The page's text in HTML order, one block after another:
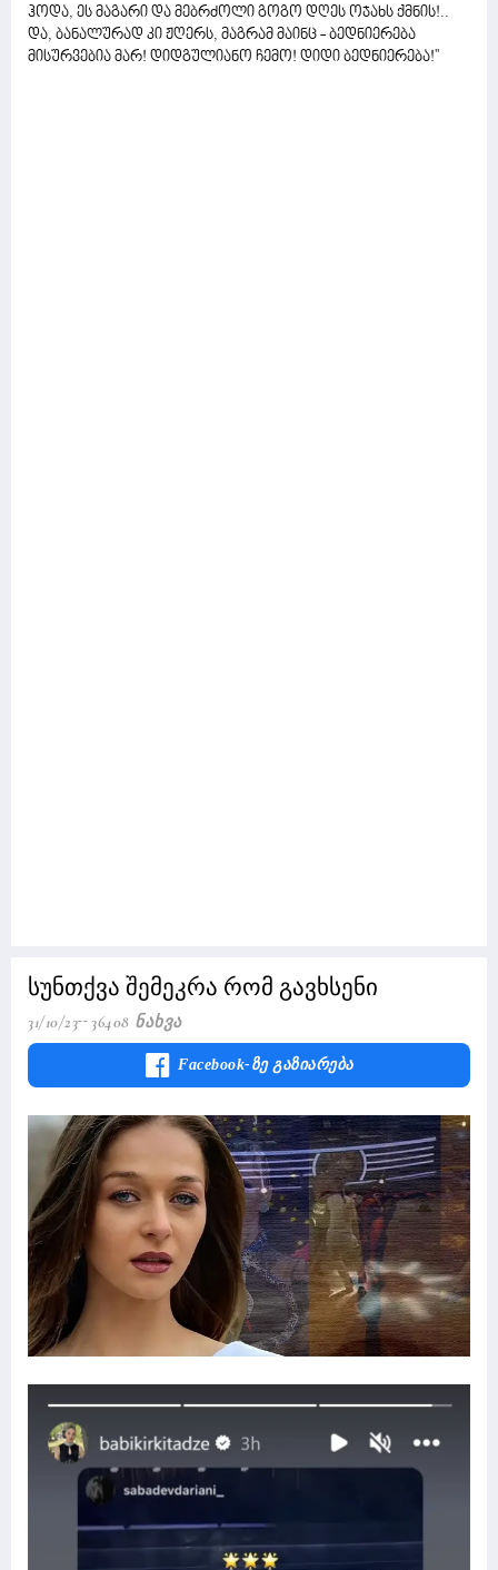
ჰოდა, ეს მაგარი და მებრძოლი გოგო დღეს ოჯახს ქმნის!..
და, ბანალურად კი ჟღერს, მაგრამ მაინც - ბედნიერება
მისურვებია მარ! დიდგულიანო ჩემო! დიდი ბედნიერება!''
სუნთქვა შემეკრა რომ გავხსენი
31/10/23 36408 Ნახვა
Facebook-Ზე Გაზიარება